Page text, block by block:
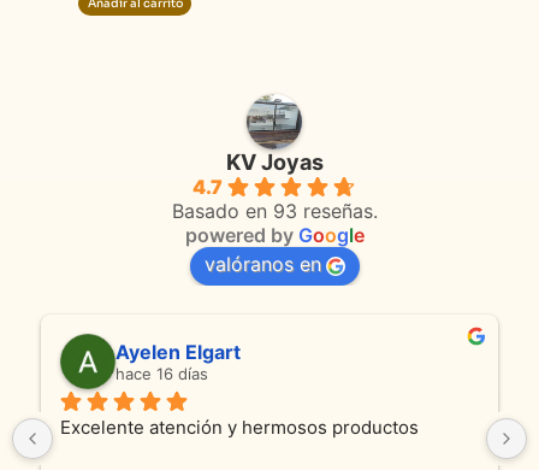
Añadir al carrito
KV Joyas
4.7
Basado en 93 reseñas.
powered by Google
valóranos en
Elgart
y hermosos productos
Anmamaca
Son
productos como